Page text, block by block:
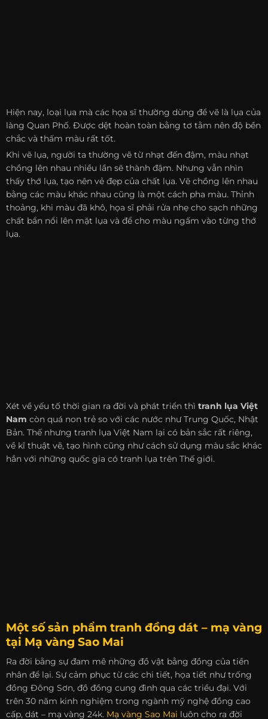
Hiện nay, loại lụa mà các họa sĩ thường dùng để vẽ là lụa của
làng Quan Phố. Được dệt hoàn toàn bằng tơ tằm nên độ bền
chắc và thấm màu rất tốt.
Khi vẽ lụa, người ta thường vẽ từ nhạt đến đậm, màu nhạt
chồng lên nhau nhiều lần sẽ thành đậm. Nhưng vẫn nhìn
thấy thớ lụa, tạo nên vẻ đẹp của chất lụa. Vẽ chồng lên nhau
bằng các màu khác nhau cũng là một cách pha màu. Thỉnh
thoảng, khi màu đã khô, họa sĩ phải rửa nhẹ cho sạch những
chất bẩn nổi lên mặt lụa và để cho màu ngấm vào từng thớ
lụa.
Xét về yếu tố thời gian ra đời và phát triển thì tranh lụa Việt
Nam còn quá non trẻ so với các nước như Trung Quốc, Nhật
Bản. Thế nhưng tranh lụa Việt Nam lại có bản sắc rất riêng,
về kĩ thuật vẽ, tạo hình cũng như cách sử dụng màu sắc khác
hẳn với những quốc gia có tranh lụa trên Thế giới.
Một số sản phẩm tranh đồng dát – mạ vàng
tại Mạ vàng Sao Mai
Ra đời bằng sự đam mê những đồ vật bằng đồng của tiền
nhân để lại. Sự cảm phục từ các chi tiết, họa tiết như trống
đồng Đông Sơn, đồ đồng cung đình qua các triều đại. Với
trên 30 năm kinh nghiệm trong ngành mỹ nghệ đồng cao
cấp, dát – mạ vàng 24k. Mạ vàng Sao Mai luôn cho ra đời